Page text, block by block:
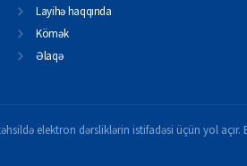
Layihə haqqında
Kömək
Əlaqə
elektron dərsliklərin istifadəsi üçün yol